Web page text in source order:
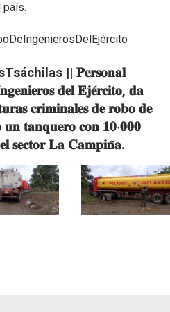
|| 𝐏𝐞𝐫𝐬𝐨𝐧𝐚𝐥
𝐝𝐞𝐥 𝐄𝐣𝐞́𝐫𝐜𝐢𝐭𝐨, 𝐝𝐚
𝐜𝐫𝐢𝐦𝐢𝐧𝐚𝐥𝐞𝐬 𝐝𝐞 𝐫𝐨𝐛𝐨 𝐝𝐞
𝐮𝐧 𝐭𝐚𝐧𝐪𝐮𝐞𝐫𝐨 𝐜𝐨𝐧 𝟏𝟎‧𝟎𝟎𝟎
𝐬𝐞𝐜𝐭𝐨𝐫 𝐋𝐚 𝐂𝐚𝐦𝐩𝐢𝐧̃𝐚.